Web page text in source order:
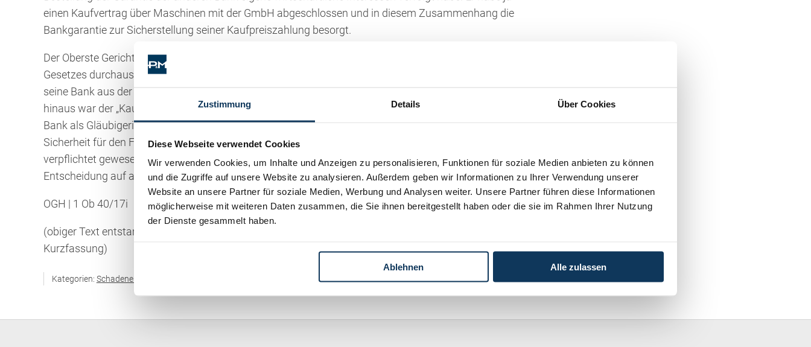
Zustimmung Details Über Cookies
Diese Webseite verwendet Cookies
Wir verwenden Cookies, um Inhalte und Anzeigen zu personalisieren, Funktionen für soziale Medien anbieten zu können
und die Zugriffe auf unsere Website zu analysieren. Außerdem geben wir Informationen zu Ihrer Verwendung unserer
Website an unsere Partner für soziale Medien, Werbung und Analysen weiter. Unsere Partner führen diese Informationen
möglicherweise mit weiteren Daten zusammen, die Sie ihnen bereitgestellt haben oder die sie im Rahmen Ihrer Nutzung
der Dienste gesammelt haben.
Ablehnen Alle zulassen
einen Kaufvertrag über Maschinen mit der GmbH abgeschlossen und in diesem Zusammenhang die
Bankgarantie zur Sicherstellung seiner Kaufpreiszahlung besorgt.
Der Oberste Gerichtshof sprach hingegen aus, dass der Kläger angesichts der Zielrichtung des
Gesetzes durchaus den gleichen Schutz genießt wie ein Mitschuldner, Bürge oder Garant. Leistet
seine Bank aus der Bankgarantie, haftet er ihr gegenüber mit seinem gesamten Vermögen. Darüber
hinaus war der „Kaufvertrag“ lediglich Folge der grundsätzlich erklärten Bereitschaft des Klägers, der
Bank als Gläubigerin der GmbH ein Sicherungsmittel zur Verfügung zu stellen; er sollte ihm selbst nur
Sicherheit für den Fall der Inanspruchnahme der Bankgarantie verschaffen. Die Bank wäre daher
verpflichtet gewesen, ihn auf die wirtschaftliche Lage des Schuldners hinzuweisen, um ihm eine
Entscheidung auf ausreichender Grundlage zu ermöglichen.
OGH | 1 Ob 40/17i
(obiger Text entstammt teilweise oder gänzlich aus der vom OGH veröffentlichten Entscheidungs-
Kurzfassung)
Kategorien: Schadenersatz / Schmerzensgeld / Gewährleistung